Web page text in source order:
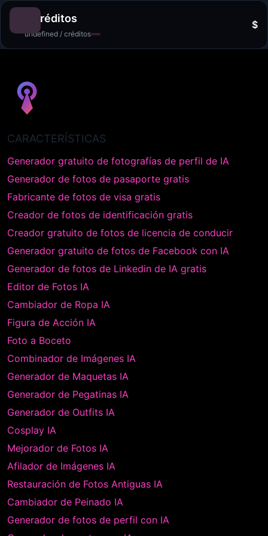
0 créditos
undefined / créditos
$
CARACTERÍSTICAS
Generador gratuito de fotografías de perfil de IA
Generador de fotos de pasaporte gratis
Fabricante de fotos de visa gratis
Creador de fotos de identificación gratis
Creador gratuito de fotos de licencia de conducir
Generador gratuito de fotos de Facebook con IA
Generador de fotos de Linkedin de IA gratis
Editor de Fotos IA
Cambiador de Ropa IA
Figura de Acción IA
Foto a Boceto
Combinador de Imágenes IA
Generador de Maquetas IA
Generador de Pegatinas IA
Generador de Outfits IA
Cosplay IA
Mejorador de Fotos IA
Afilador de Imágenes IA
Restauración de Fotos Antiguas IA
Cambiador de Peinado IA
Generador de fotos de perfil con IA